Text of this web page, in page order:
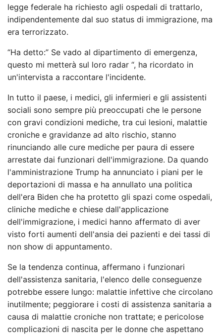
legge federale ha richiesto agli ospedali di trattarlo,
indipendentemente dal suo status di immigrazione, ma
era terrorizzato.
“Ha detto:” Se vado al dipartimento di emergenza,
questo mi metterà sul loro radar “, ha ricordato in
un'intervista a raccontare l'incidente.
In tutto il paese, i medici, gli infermieri e gli assistenti
sociali sono sempre più preoccupati che le persone
con gravi condizioni mediche, tra cui lesioni, malattie
croniche e gravidanze ad alto rischio, stanno
rinunciando alle cure mediche per paura di essere
arrestate dai funzionari dell'immigrazione. Da quando
l'amministrazione Trump ha annunciato i piani per le
deportazioni di massa e ha annullato una politica
dell'era Biden che ha protetto gli spazi come ospedali,
cliniche mediche e chiese dall'applicazione
dell'immigrazione, i medici hanno affermato di aver
visto forti aumenti dell'ansia dei pazienti e dei tassi di
non show di appuntamento.
Se la tendenza continua, affermano i funzionari
dell'assistenza sanitaria, l'elenco delle conseguenze
potrebbe essere lungo: malattie infettive che circolano
inutilmente; peggiorare i costi di assistenza sanitaria a
causa di malattie croniche non trattate; e pericolose
complicazioni di nascita per le donne che aspettano